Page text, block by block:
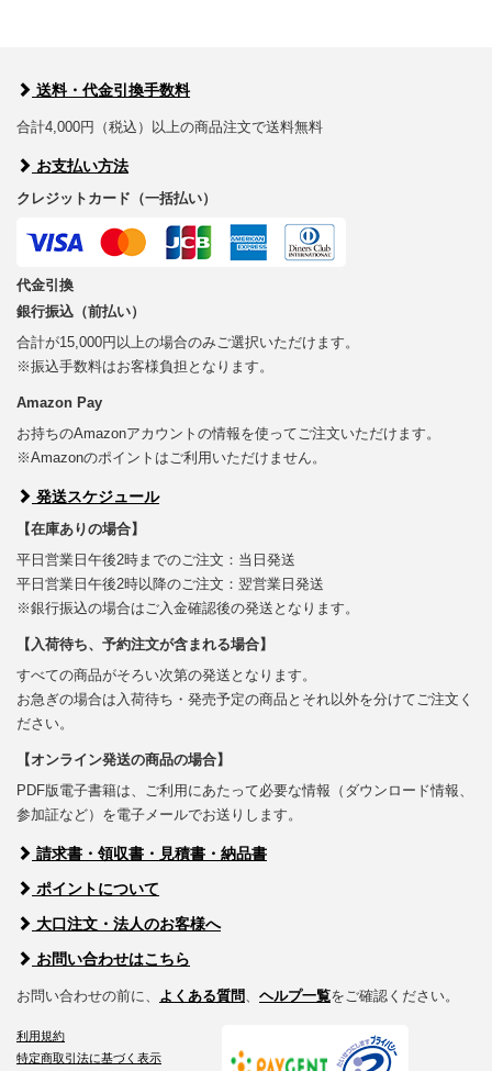
送料・代金引換手数料
合計4,000円（税込）以上の商品注文で送料無料
お支払い方法
クレジットカード（一括払い）
代金引換
銀行振込（前払い）
合計が15,000円以上の場合のみご選択いただけます。
※振込手数料はお客様負担となります。
Amazon Pay
お持ちのAmazonアカウントの情報を使ってご注文いただけます。
※Amazonのポイントはご利用いただけません。
発送スケジュール
【在庫ありの場合】
平日営業日午後2時までのご注文：当日発送
平日営業日午後2時以降のご注文：翌営業日発送
※銀行振込の場合はご入金確認後の発送となります。
【入荷待ち、予約注文が含まれる場合】
すべての商品がそろい次第の発送となります。
お急ぎの場合は入荷待ち・発売予定の商品とそれ以外を分けてご注文く
ださい。
【オンライン発送の商品の場合】
PDF版電子書籍は、ご利用にあたって必要な情報（ダウンロード情報、
参加証など）を電子メールでお送りします。
請求書・領収書・見積書・納品書
ポイントについて
大口注文・法人のお客様へ
お問い合わせはこちら
お問い合わせの前に、 よくある質問、 ヘルプ一覧をご確認ください。
利用規約
特定商取引法に基づく表示